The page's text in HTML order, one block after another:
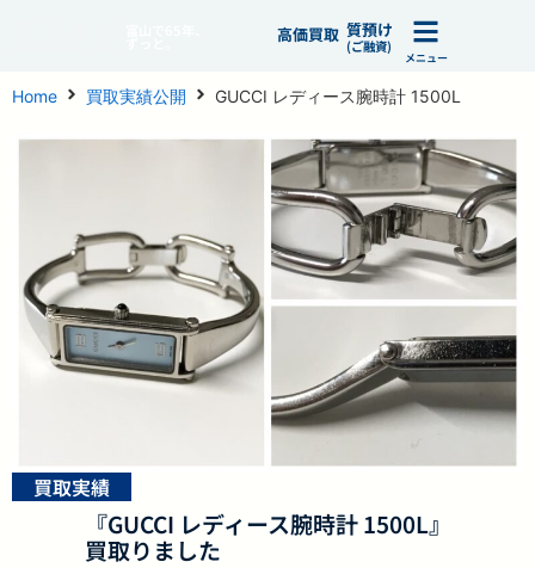
高価買取 質預け
(ご融資)
メニュー
Home 買取実績公開 GUCCI レディース腕時計 1500L
買取実績
『GUCCI レディース腕時計 1500L』
買取りました